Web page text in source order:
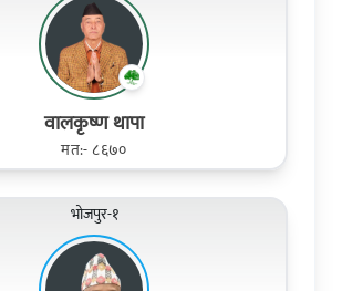
वालकृष्ण थापा
मत:- ८६७०
भोजपुर-१